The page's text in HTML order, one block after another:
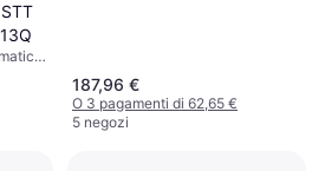
di
187,96 €
O 3 pagamenti di 62,65 €
5 negozi